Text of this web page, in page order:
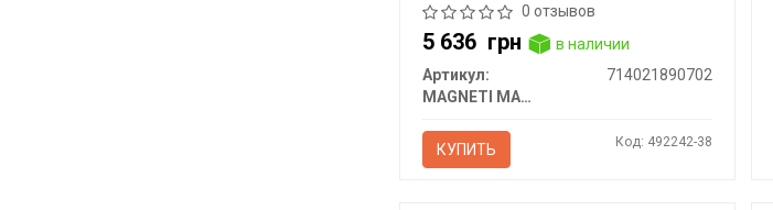
0 отзывов
5 636 грн
в наличии
Артикул:
714021890702
MAGNETI MARELLI
КУПИТЬ Код: 492242-38